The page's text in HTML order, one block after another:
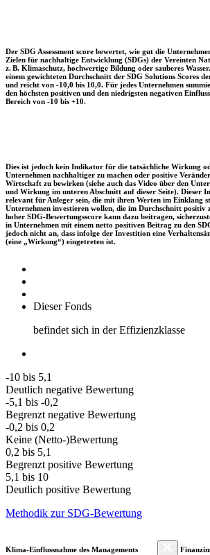
Der SDG Assessment score bewertet, wie gut die
Zielen für nachhaltige Entwicklung (SDGs) der Vereinten
z. B. Klimaschutz, hochwertige Bildung oder sauberes
einem gewichteten Durchschnitt der SDG Solutions Scores
und reicht von -10,0 bis 10,0. Für jedes Unternehmen
den höchsten positiven und den niedrigsten negativen
Bereich von -10 bis +10.
Dies ist jedoch kein Indikator für die tatsächliche Wirkung
Unternehmen nachhaltiger zu machen oder positive
Wirtschaft zu bewirken (siehe auch das Video über den
und Wirkung im unteren Abschnitt auf dieser Seite). Dieser
relevant für Anleger sein, die mit ihren Werten im Einklang
Unternehmen investieren wollen, die im Durchschnitt positiv
hoher SDG-Bewertungsscore kann dazu beitragen,
in Unternehmen mit einem netto positiven Beitrag zu den
jedoch nicht an, dass infolge der Investition eine
(eine „Wirkung“) eingetreten ist.
Dieser Fonds
befindet sich in der Effizienzklasse
-10 bis 5,1
Deutlich negative Bewertung
-5,1 bis -0,2
Begrenzt negative Bewertung
-0,2 bis 0,2
Keine (Netto-)Bewertung
0,2 bis 5,1
Begrenzt positive Bewertung
5,1 bis 10
Deutlich positive Bewertung
Methodik zur SDG-Bewertung
Klima-Einflussnahme des Managements